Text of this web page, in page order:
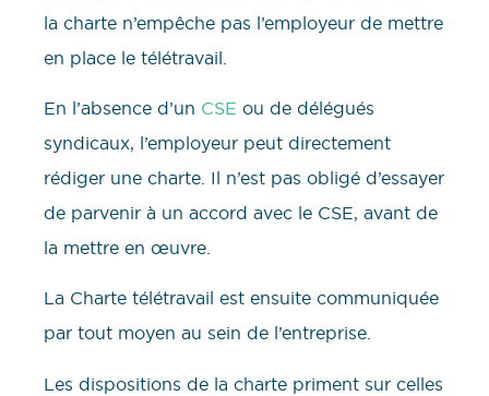
la charte n’empêche pas l’employeur de mettre
en place le télétravail.
En l’absence d’un CSE ou de délégués
syndicaux, l’employeur peut directement
rédiger une charte. Il n’est pas obligé d’essayer
de parvenir à un accord avec le CSE, avant de
la mettre en œuvre.
La Charte télétravail est ensuite communiquée
par tout moyen au sein de l’entreprise.
Les dispositions de la charte priment sur celles